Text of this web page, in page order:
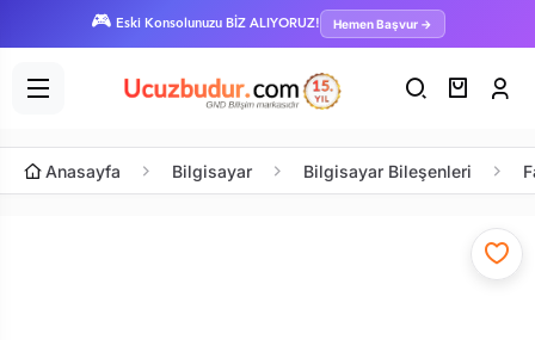
🎮 Eski Konsolunuzu BİZ ALIYORUZ! Hemen Başvur →
Anasayfa Bilgisayar Bilgisayar Bileşenleri